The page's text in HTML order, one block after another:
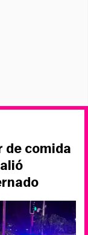
de comida